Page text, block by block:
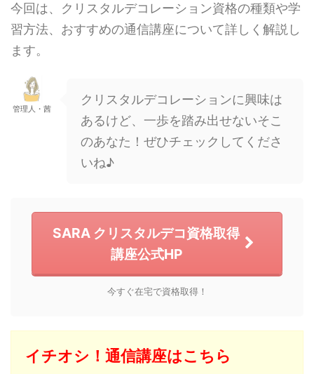
今回は、クリスタルデコレーション資格の種類や学
習方法、おすすめの通信講座について詳しく解説し
ます。
管理人・茜
クリスタルデコレーションに興味は
あるけど、一歩を踏み出せないそこ
のあなた！ぜひチェックしてくださ
いね♪
SARA クリスタルデコ資格取得
講座公式HP
今すぐ在宅で資格取得！
イチオシ！通信講座はこちら